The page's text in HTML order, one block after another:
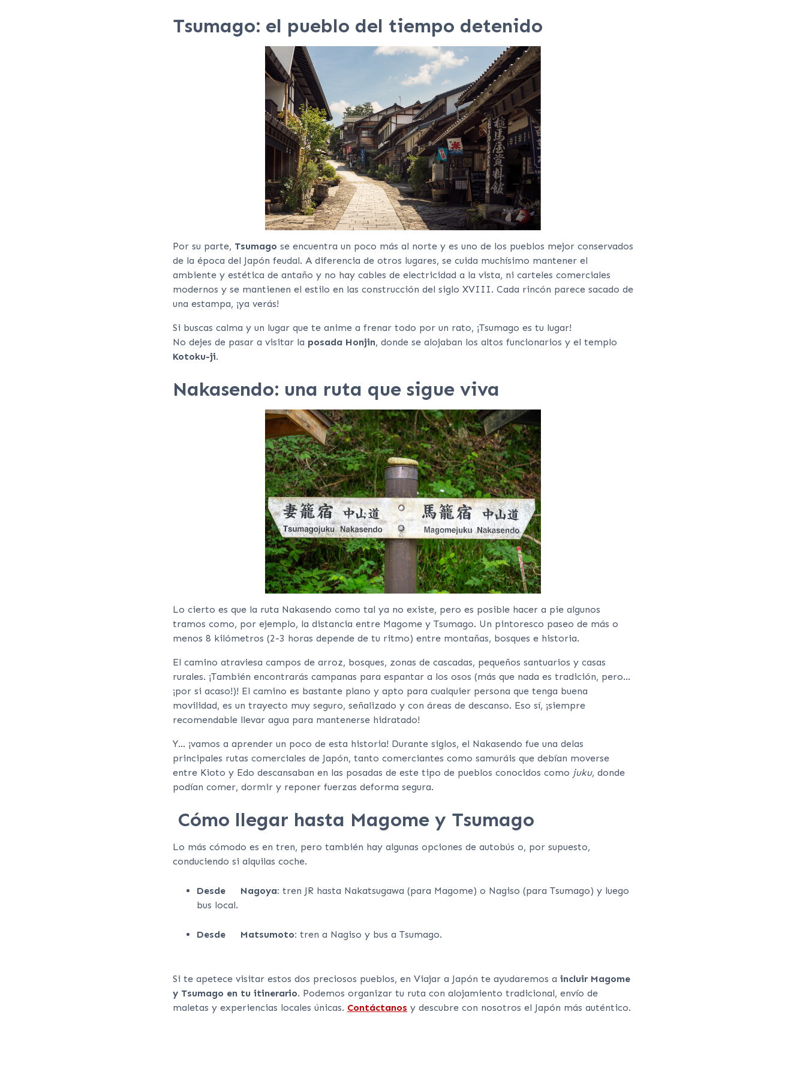
Tsumago: el pueblo del tiempo detenido
Por su parte, Tsumago se encuentra un poco más al norte y es uno de los pueblos mejor conservados
de la época del Japón feudal. A diferencia de otros lugares, se cuida muchísimo mantener el
ambiente y estética de antaño y no hay cables de electricidad a la vista, ni carteles comerciales
modernos y se mantienen el estilo en las construcción del siglo XVIII. Cada rincón parece sacado de
una estampa, ¡ya verás!
Si buscas calma y un lugar que te anime a frenar todo por un rato, ¡Tsumago es tu lugar!
No dejes de pasar a visitar la posada Honjin, donde se alojaban los altos funcionarios y el templo
Kotoku-ji.
Nakasendo: una ruta que sigue viva
Lo cierto es que la ruta Nakasendo como tal ya no existe, pero es posible hacer a pie algunos
tramos como, por ejemplo, la distancia entre Magome y Tsumago. Un pintoresco paseo de más o
menos 8 kilómetros (2-3 horas depende de tu ritmo) entre montañas, bosques e historia.
El camino atraviesa campos de arroz, bosques, zonas de cascadas, pequeños santuarios y casas
rurales. ¡También encontrarás campanas para espantar a los osos (más que nada es tradición, pero…
¡por si acaso!)! El camino es bastante plano y apto para cualquier persona que tenga buena
movilidad, es un trayecto muy seguro, señalizado y con áreas de descanso. Eso sí, ¡siempre
recomendable llevar agua para mantenerse hidratado!
Y… ¡vamos a aprender un poco de esta historia! Durante siglos, el Nakasendo fue una delas
principales rutas comerciales de Japón, tanto comerciantes como samuráis que debían moverse
entre Kioto y Edo descansaban en las posadas de este tipo de pueblos conocidos como juku, donde
podían comer, dormir y reponer fuerzas deforma segura.
Cómo llegar hasta Magome y Tsumago
Lo más cómodo es en tren, pero también hay algunas opciones de autobús o, por supuesto,
conduciendo si alquilas coche.
Desde Nagoya: tren JR hasta Nakatsugawa (para Magome) o Nagiso (para Tsumago) y luego
bus local.
Desde Matsumoto: tren a Nagiso y bus a Tsumago.
Si te apetece visitar estos dos preciosos pueblos, en Viajar a Japón te ayudaremos a incluir Magome
y Tsumago en tu itinerario. Podemos organizar tu ruta con alojamiento tradicional, envío de
maletas y experiencias locales únicas. Contáctanos y descubre con nosotros el Japón más auténtico.